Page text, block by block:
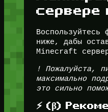
сервере
Воспользуйтесь
ниже, дабы
Minecraft
! Пожалуйста,
максимально
это сильно
⚡ (β)